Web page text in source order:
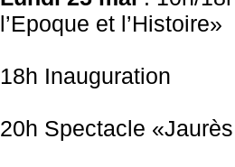
l’Epoque et l’Histoire»
18h Inauguration
20h Spectacle